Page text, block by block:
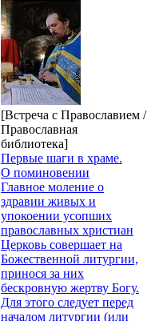
[Встреча с Православием /
Православная
библиотека]
Первые шаги в храме.
О поминовении
Главное моление о
здравии живых и
упокоении усопших
православных христиан
Церковь совершает на
Божественной литургии,
принося за них
бескровную жертву Богу.
Для этого следует перед
началом литургии (или